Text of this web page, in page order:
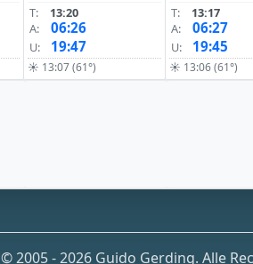
T:
13:20
A:
06:26
U: 19:47
☀ 13:07 (61°)
T:
13:17
A:
06:27
U: 19:45
☀ 13:06 (61°)
© 2005 - 2026 Guido Gerding. Alle